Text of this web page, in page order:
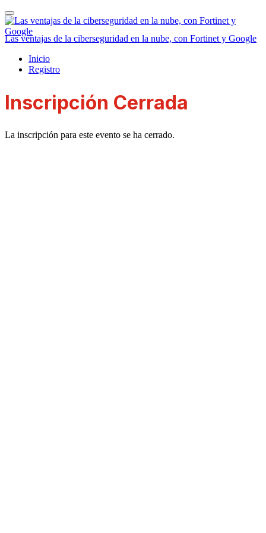
Las ventajas de la ciberseguridad en la nube, con Fortinet y Google
Inicio
Registro
Inscripción Cerrada
La inscripción para este evento se ha cerrado.